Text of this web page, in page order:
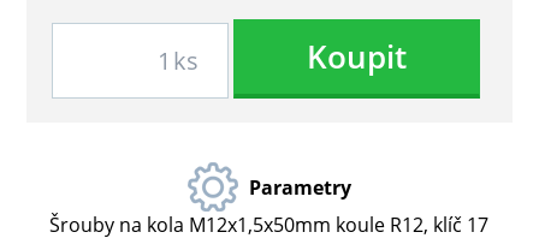
ks Koupit
Parametry
Šrouby na kola M12x1,5x50mm koule R12, klíč 17